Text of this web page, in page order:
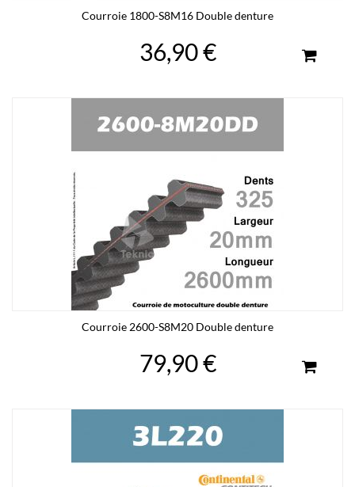
Courroie 1800-S8M16 Double denture
36,90 €
Courroie 2600-S8M20 Double denture
79,90 €